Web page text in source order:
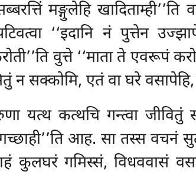
मङ्गुलेहि
‘‘इदानि नं पुत्तेन
वुत्ते ‘‘माता ते एवरूपं
सक्कोमि, एतं वा घरे वसापेहि,
यत्थ कत्थचि गन्त्वा
आह. सा तस्स वचनं
कुलघरं गमिस्सं, विधववासं